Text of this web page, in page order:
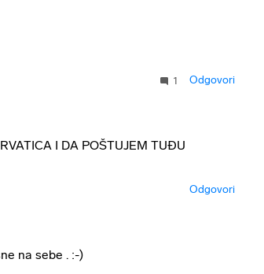
1 Odgovori
I DA POŠTUJEM TUĐU
Odgovori
na sebe . :-)